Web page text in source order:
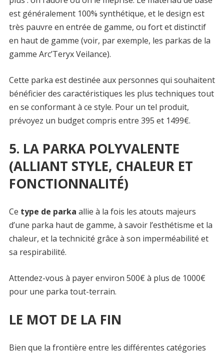
est généralement 100% synthétique, et le design est
très pauvre en entrée de gamme, ou fort et distinctif
en haut de gamme (voir, par exemple, les parkas de la
gamme Arc’Teryx Veilance).
Cette parka est destinée aux personnes qui souhaitent
bénéficier des caractéristiques les plus techniques tout
en se conformant à ce style. Pour un tel produit,
prévoyez un budget compris entre 395 et 1499€.
5. LA PARKA POLYVALENTE
(ALLIANT STYLE, CHALEUR ET
FONCTIONNALITÉ)
Ce type de parka allie à la fois les atouts majeurs
d’une parka haut de gamme, à savoir l’esthétisme et la
chaleur, et la technicité grâce à son imperméabilité et
sa respirabilité.
Attendez-vous à payer environ 500€ à plus de 1000€
pour une parka tout-terrain.
LE MOT DE LA FIN
Bien que la frontière entre les différentes catégories